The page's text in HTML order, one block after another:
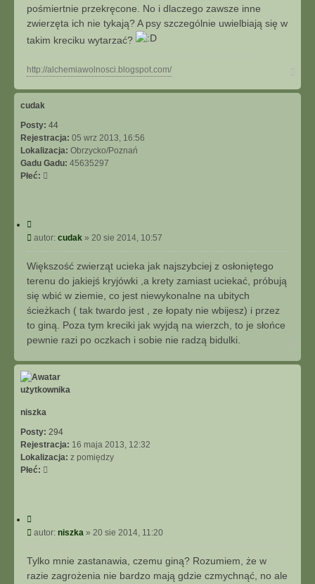
pośmiertnie przekręcone. No i dlaczego zawsze inne
zwierzęta ich nie tykają? A psy szczególnie uwielbiają się w
takim kreciku wytarzać?
http://alchemiawolnosci.blogspot.com/
g
cudak
Posty: 44
Rejestracja: 05 wrz 2013, 16:56
Lokalizacja: Obrzycko/Poznań
Gadu Gadu: 45635297
Płeć:
y
j
P
o
s
autor: cudak » 20 sie 2014, 10:57
Większość zwierząt ucieka jak najszybciej z osłoniętego
terenu do jakiejś kryjówki ,a krety zamiast uciekać, próbują
się wbić w ziemie, co jest niewykonalne na ubitych
ścieżkach ( tak twardo jest , ze łopaty nie wbijesz) i przez
to giną. Poza tym kreciki jak wyjdą na wierzch, to je słońce
pewnie razi po oczkach i sobie nie radzą bidulki.
g
niszka
Posty: 294
Rejestracja: 16 maja 2013, 12:32
Lokalizacja: z pomiędzy
Płeć:
y
j
P
s
autor: niszka » 20 sie 2014, 11:20
Tylko mnie zastanawia, czemu giną? Rozumiem, że w
razie zagrożenia nie bardzo mają gdzie czmychnąć, no ale